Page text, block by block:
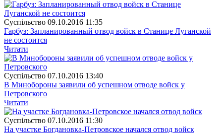
Суспiльство 09.10.2016 11:35
Гарбуз: Запланированный отвод войск в Станице Луганской
не состоится
Читати
Суспiльство 07.10.2016 13:40
В Минобороны заявили об успешном отводе войск у
Петровского
Читати
Суспiльство 07.10.2016 11:30
На участке Богдановка-Петровское начался отвод войск